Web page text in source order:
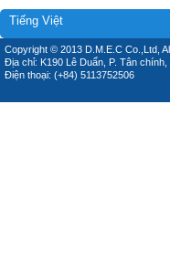
Tiếng Việt
Copyright © 2013 D.M.E.C Co.,Ltd,
Địa chỉ: K190 Lê Duẩn, P. Tân
Điện thoại: (+84) 5113752506